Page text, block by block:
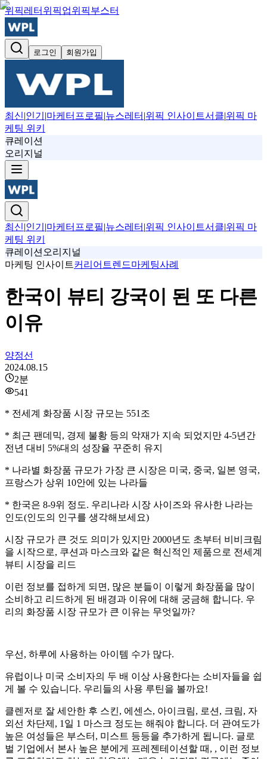
위픽레터 위픽업위픽부스터
로그인 회원가입
최신|인기 |마케터프로필|뉴스레터 |위픽 인사이트서클|위픽 마
케팅 위키
큐레이션
오리지널
최신|인기 |마케터프로필|뉴스레터 |위픽 인사이트서클|위픽 마
케팅 위키
큐레이션 오리지널
마케팅 인사이트커리어 트렌드마케팅사례
한국이 뷰티 강국이 된 또 다른
이유
양정선
2024.08.15
2분
541
* 전세계 화장품 시장 규모는 551조
* 최근 팬데믹, 경제 불황 등의 악재가 지속 되었지만 4-5년간
전년 대비 5%대의 성장율 꾸준히 유지
* 나라별 화장품 규모가 가장 큰 시장은 미국, 중국, 일본 영국,
프랑스가 상위 10안에 있는 나라들
* 한국은 8-9위 정도. 우리나라 시장 사이즈와 유사한 나라는
인도(인도의 인구를 생각해보세요)
시장 규모가 큰 것도 의미가 있지만 2000년도 초부터 비비크림
을 시작으로, 쿠션과 마스크와 같은 혁신적인 제품으로 전세계
뷰티 시장을 리드
이런 정보를 접하게 되면, 많은 분들이 이렇게 화장품을 많이
소비하고 리드하게 된 배경과 이유에 대해 궁금해 합니다. 우
리의 화장품 시장 규모가 큰 이유는 무엇일까?
우선, 하루에 사용하는 아이템 수가 많다.
유럽이나 미국 소비자의 두 배 이상 사용한다는 소비자들을 쉽
게 볼 수 있습니다. 우리들의 사용 루틴을 볼까요!
클렌저로 잘 세안한 후 스킨, 에센스, 아이크림, 로션, 크림, 자
외선 차단제, 1일 1 마스크 정도는 해줘야 합니다. 더 관여도가
높은 여성들은 부스터, 미스트 등등을 추가하게 됩니다. 글로
벌 기업에서 본사 높은 분에게 프레젠테이션할 때, , 이런 정보